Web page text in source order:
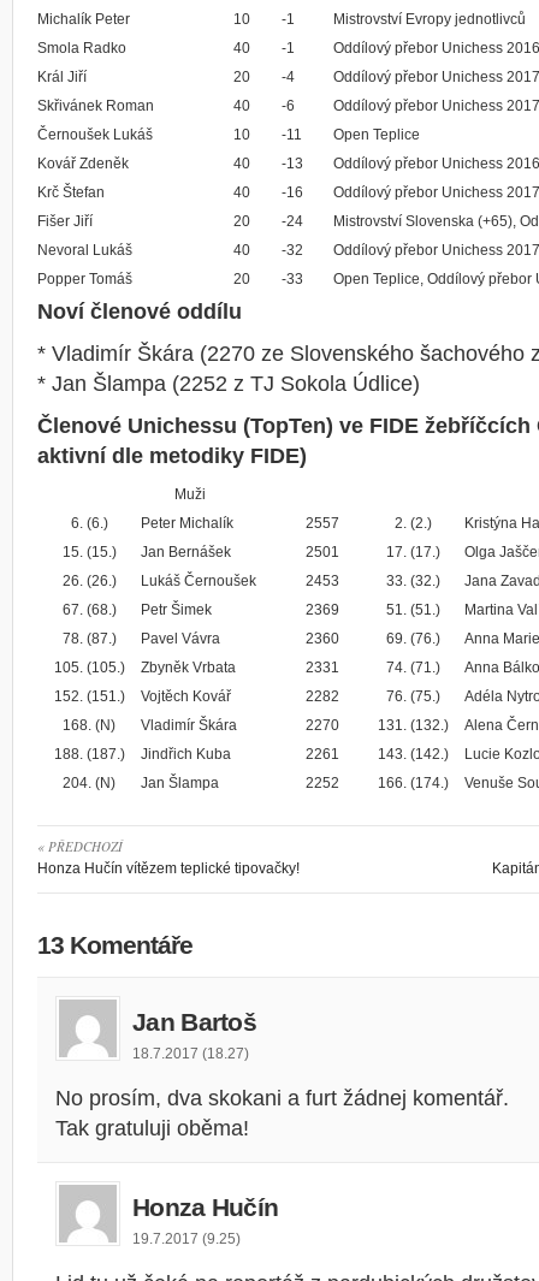
Michalík Peter
10 -1
Mistrovství Evropy jednotlivců
Smola Radko
40 -1
Oddílový přebor Unichess
Král Jiří
20 -4
Oddílový přebor Unichess 2017
Skřivánek Roman
40 -6
Oddílový přebor Unichess 2017
Černoušek Lukáš
10 -11
Open Teplice
Kovář Zdeněk
40 -13
Oddílový přebor Unichess
Krč Štefan
40 -16
Oddílový přebor Unichess 2017
Fišer Jiří
20 -24
Mistrovství Slovenska (+65),
Nevoral Lukáš
40 -32
Oddílový přebor Unichess 2017
Popper Tomáš
20 -33 Open Teplice, Oddílový přebor
Noví členové oddílu
* Vladimír Škára (2270 ze Slovenského šachového
* Jan Šlampa (2252 z TJ Sokola Údlice)
Členové Unichessu (TopTen) ve FIDE
aktivní dle metodiky FIDE)
Muži
6. (6.)
Peter Michalík 2557 2. (2.)
Kristýna
15. (15.)
Jan Bernášek 2501 17. (17.)
Olga
26. (26.)
Lukáš Černoušek 2453 33. (32.)
Jana
67. (68.)
Petr Šimek 2369 51. (51.)
Martina
78. (87.)
Pavel Vávra 2360 69. (76.)
Anna
105. (105.)
Zbyněk Vrbata 2331 74. (71.)
Anna
152. (151.)
Vojtěch Kovář 2282 76. (75.)
Adéla
168. (N)
Vladimír Škára 2270 131. (132.)
Alena
188. (187.)
Jindřich Kuba 2261 143. (142.)
Lucie
204. (N)
Jan Šlampa 2252 166. (174.) Venuše
« PŘEDCHOZÍ
Honza Hučín vítězem teplické tipovačky!
13 Komentáře
Jan Bartoš
18.7.2017 (18.27)
No prosím, dva skokani a furt žádnej komentář.
Tak gratuluji oběma!
Honza Hučín
19.7.2017 (9.25)